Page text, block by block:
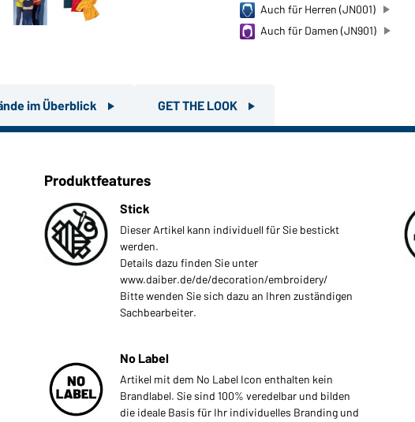
Auch für Herren (JN001)
Auch für Damen (JN901)
im Überblick GET THE LOOK
Produktfeatures
Stick
Dieser Artikel kann individuell für Sie bestickt
werden.
Details dazu finden Sie unter
www.daiber.de/de/decoration/embroidery/
Bitte wenden Sie sich dazu an Ihren zuständigen
Sachbearbeiter.
No Label
Artikel mit dem No Label Icon enthalten kein
Brandlabel. Sie sind 100% veredelbar und bilden
die ideale Basis für Ihr individuelles Branding und